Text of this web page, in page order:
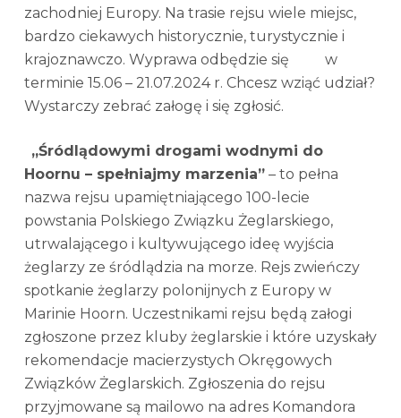
zachodniej Europy. Na trasie rejsu wiele miejsc,
bardzo ciekawych historycznie, turystycznie i
krajoznawczo. Wyprawa odbędzie się w
terminie 15.06 – 21.07.2024 r. Chcesz wziąć udział?
Wystarczy zebrać załogę i się zgłosić.
„Śródlądowymi drogami wodnymi do
Hoornu – spełniajmy marzenia”– to pełna
nazwa rejsu upamiętniającego 100-lecie
powstania Polskiego Związku Żeglarskiego,
utrwalającego i kultywującego ideę wyjścia
żeglarzy ze śródlądzia na morze. Rejs zwieńczy
spotkanie żeglarzy polonijnych z Europy w
Marinie Hoorn. Uczestnikami rejsu będą załogi
zgłoszone przez kluby żeglarskie i które uzyskały
rekomendacje macierzystych Okręgowych
Związków Żeglarskich. Zgłoszenia do rejsu
przyjmowane są mailowo na adres Komandora